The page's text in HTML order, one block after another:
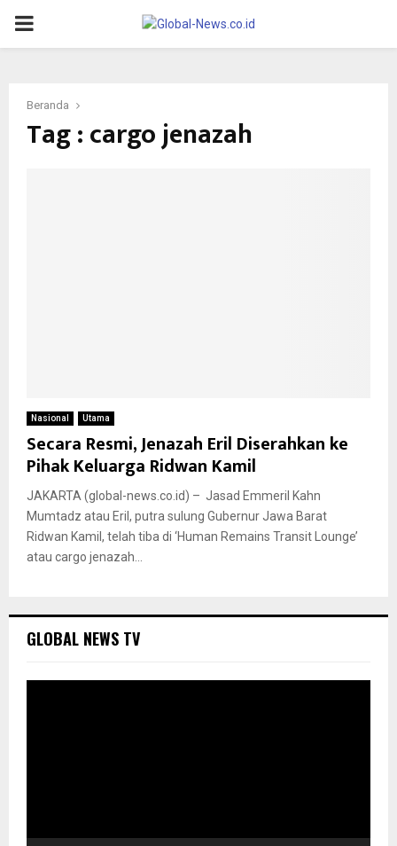
PRIMARY
Beranda
Tag : cargo jenazah
Nasional Utama
Secara Resmi, Jenazah Eril Diserahkan ke
Pihak Keluarga Ridwan Kamil
JAKARTA (global-news.co.id) – Jasad Emmeril Kahn
Mumtadz atau Eril, putra sulung Gubernur Jawa Barat
Ridwan Kamil, telah tiba di ‘Human Remains Transit Lounge’
atau cargo jenazah...
GLOBAL NEWS TV
i